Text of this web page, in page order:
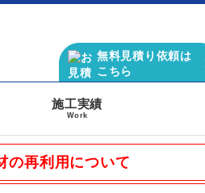
無料見積り依頼は
こちら
施工実績
Work
の再利用について